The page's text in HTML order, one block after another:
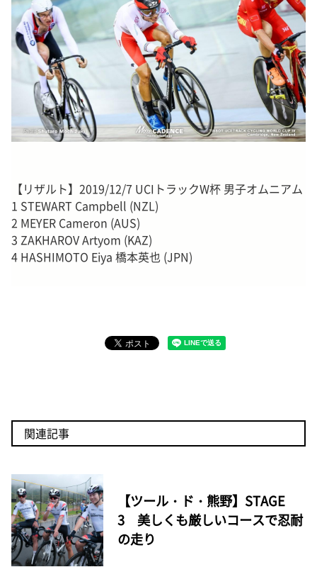
【リザルト】2019/12/7 UCIトラックW杯 男子オムニアム
1 STEWART Campbell (NZL)
2 MEYER Cameron (AUS)
3 ZAKHAROV Artyom (KAZ)
4 HASHIMOTO Eiya 橋本英也 (JPN)
関連記事
【ツール・ド・熊野】STAGE
3 美しくも厳しいコースで忍耐
の走り